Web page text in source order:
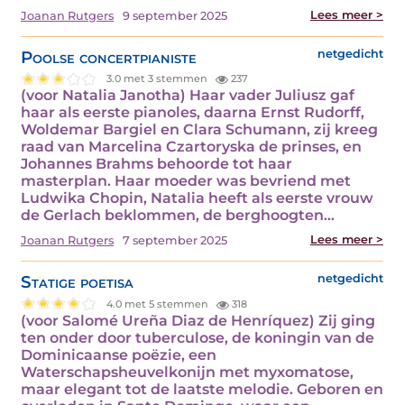
Joanan Rutgers 9 september 2025 Lees meer >
Poolse concertpianiste netgedicht
3.0 met 3 stemmen 237
(voor Natalia Janotha) Haar vader Juliusz gaf
haar als eerste pianoles, daarna Ernst Rudorff,
Woldemar Bargiel en Clara Schumann, zij kreeg
raad van Marcelina Czartoryska de prinses, en
Johannes Brahms behoorde tot haar
masterplan. Haar moeder was bevriend met
Ludwika Chopin, Natalia heeft als eerste vrouw
de Gerlach beklommen, de berghoogten…
Joanan Rutgers 7 september 2025 Lees meer >
Statige poetisa netgedicht
4.0 met 5 stemmen 318
(voor Salomé Ureña Diaz de Henríquez) Zij ging
ten onder door tuberculose, de koningin van de
Dominicaanse poëzie, een
Waterschapsheuvelkonijn met myxomatose,
maar elegant tot de laatste melodie. Geboren en